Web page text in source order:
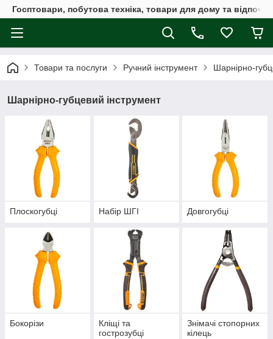
Госптовари, побутова техніка, товари для дому та
Товари та послуги Ручний інструмент Шарнірно-
Шарнірно-губцевий інструмент
Плоскогубці Набір ШГІ Довгогубці
Бокорізи
Кліщі та
гострозубці
Знімачі стопорних
кілець